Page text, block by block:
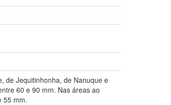
de Jequitinhonha, de Nanuque e
60 e 90 mm. Nas áreas ao
55 mm.